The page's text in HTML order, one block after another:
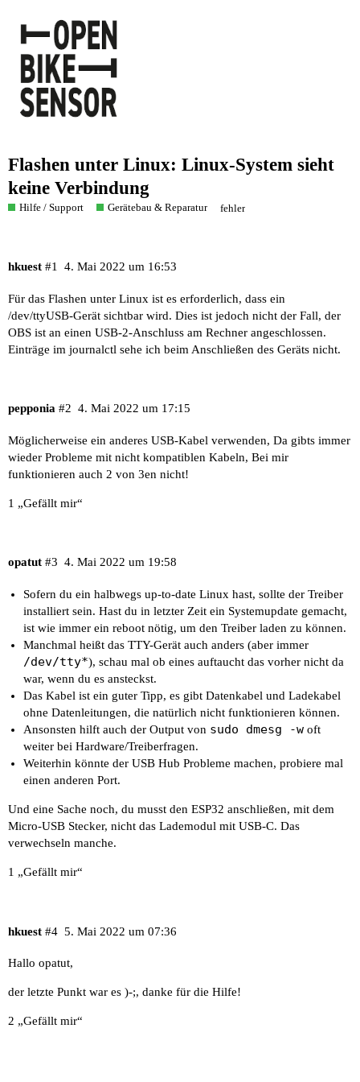
Flashen unter Linux: Linux-System sieht
keine Verbindung
Hilfe / Support Gerätebau & Reparatur fehler
hkuest 4. Mai 2022 um 16:53
#1
Für das Flashen unter Linux ist es erforderlich, dass ein
/dev/ttyUSB-Gerät sichtbar wird. Dies ist jedoch nicht der Fall, der
OBS ist an einen USB-2-Anschluss am Rechner angeschlossen.
Einträge im journalctl sehe ich beim Anschließen des Geräts nicht.
pepponia 4. Mai 2022 um 17:15
#2
Möglicherweise ein anderes USB-Kabel verwenden, Da gibts immer
wieder Probleme mit nicht kompatiblen Kabeln, Bei mir
funktionieren auch 2 von 3en nicht!
1 „Gefällt mir“
opatut 4. Mai 2022 um 19:58
#3
Sofern du ein halbwegs up-to-date Linux hast, sollte der Treiber
installiert sein. Hast du in letzter Zeit ein Systemupdate gemacht,
ist wie immer ein reboot nötig, um den Treiber laden zu können.
Manchmal heißt das TTY-Gerät auch anders (aber immer
/dev/tty*), schau mal ob eines auftaucht das vorher nicht da
war, wenn du es ansteckst.
Das Kabel ist ein guter Tipp, es gibt Datenkabel und Ladekabel
ohne Datenleitungen, die natürlich nicht funktionieren können.
Ansonsten hilft auch der Output von sudo dmesg -woft
weiter bei Hardware/Treiberfragen.
Weiterhin könnte der USB Hub Probleme machen, probiere mal
einen anderen Port.
Und eine Sache noch, du musst den ESP32 anschließen, mit dem
Micro-USB Stecker, nicht das Lademodul mit USB-C. Das
verwechseln manche.
1 „Gefällt mir“
hkuest 5. Mai 2022 um 07:36
#4
Hallo opatut,
der letzte Punkt war es )-;, danke für die Hilfe!
2 „Gefällt mir“